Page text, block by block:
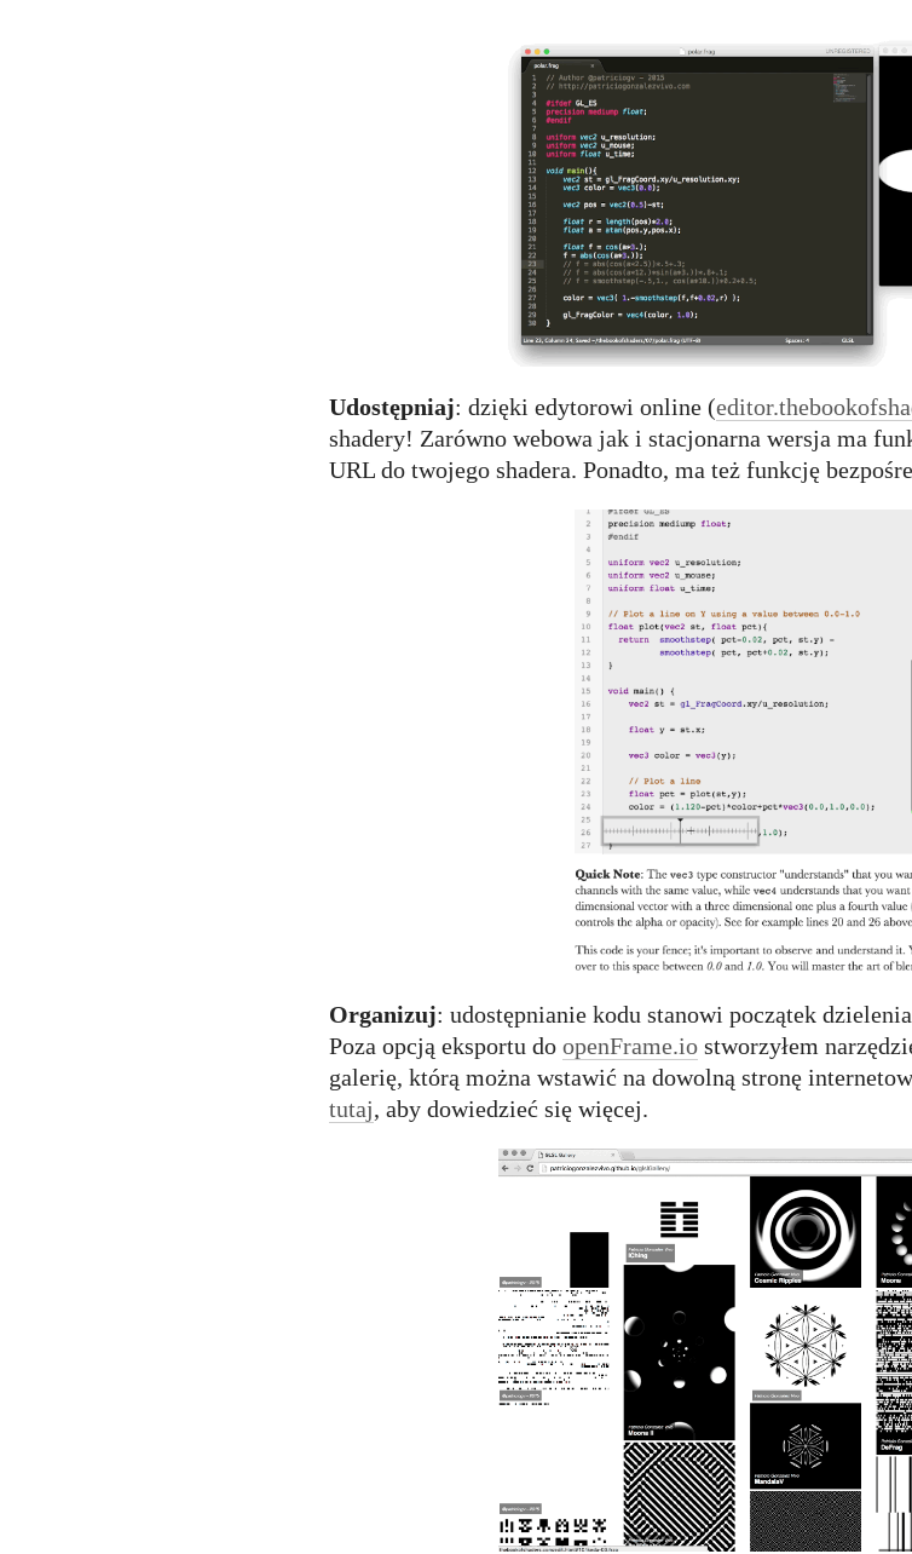
Udostępniaj: dzięki edytorowi online (
shadery! Zarówno webowa jak i stacjonarna wersja ma
URL do twojego shadera. Ponadto, ma też funkcję
Organizuj: udostępnianie kodu stanowi początek
Poza opcją eksportu do openFrame.io stworzyłem
galerię, którą można wstawić na dowolną stronę
tutaj, aby dowiedzieć się więcej.